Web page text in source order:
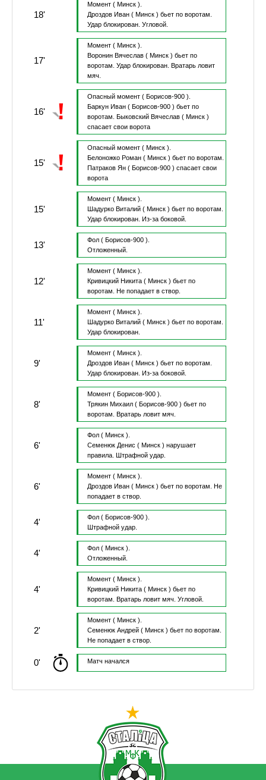
18'
Момент ( Минск ).
Дроздов Иван( Минск ) бьет по воротам.
Удар блокирован. Угловой.
17'
Момент ( Минск ).
Воронин Вячеслав( Минск ) бьет по
воротам. Удар блокирован.
Вратарь ловит
мяч.
16'
Опасный момент ( Борисов-900 ).
Баркун Иван( Борисов-900 ) бьет по
воротам.
Быковский Вячеслав( Минск )
спасает свои ворота
15'
Опасный момент ( Минск ).
Белоножко Роман( Минск ) бьет по воротам.
Патраков Ян( Борисов-900 ) спасает свои
ворота
15'
Момент ( Минск ).
Шадурко Виталий( Минск ) бьет по воротам.
Удар блокирован.
Из-за боковой.
13' Фол ( Борисов-900 ).
Отложенный.
12'
Момент ( Минск ).
Кривицкий Никита( Минск ) бьет по
воротам.
Не попадает в створ.
11'
Момент ( Минск ).
Шадурко Виталий( Минск ) бьет по воротам.
Удар блокирован.
9'
Момент ( Минск ).
Дроздов Иван( Минск ) бьет по воротам.
Удар блокирован.
Из-за боковой.
8'
Момент ( Борисов-900 ).
Трякин Михаил( Борисов-900 ) бьет по
воротам.
Вратарь ловит мяч.
6'
Фол ( Минск ).
Семенюк Денис ( Минск ) нарушает
правила.
Штрафной удар.
6'
Момент ( Минск ).
Дроздов Иван( Минск ) бьет по воротам.
Не
попадает в створ.
4' Фол ( Борисов-900 ).
Штрафной удар.
4' Фол ( Минск ).
Отложенный.
4'
Момент ( Минск ).
Кривицкий Никита( Минск ) бьет по
воротам.
Вратарь ловит мяч. Угловой.
2'
Момент ( Минск ).
Семенюк Андрей( Минск ) бьет по воротам.
Не попадает в створ.
0' Матч начался